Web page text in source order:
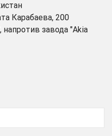
Карабаева, 200
завода "Akia